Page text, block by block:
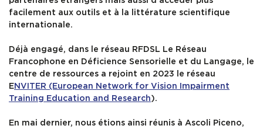
facilement aux outils et à la littérature scientifique
internationale.
Déjà engagé, dans le réseau RFDSL Le Réseau
Francophone en Déficience Sensorielle et du Langage, le
centre de ressources a rejoint en 2023 le réseau
ENVITER (European Network for Vision Impairment
Training Education and Research).
En mai dernier, nous étions ainsi réunis à Ascoli Piceno,